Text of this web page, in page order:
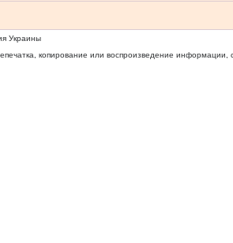
Украины
копирование или воспроизведение информации,